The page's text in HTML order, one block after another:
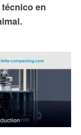
en